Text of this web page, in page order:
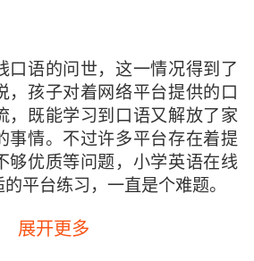
口语的问世，这一情况得到了
，孩子对着网络平台提供的口
，既能学习到口语又解放了家
事情。不过许多平台存在着提
够优质等问题，小学英语在线
平台练习，一直是个难题。
展开更多